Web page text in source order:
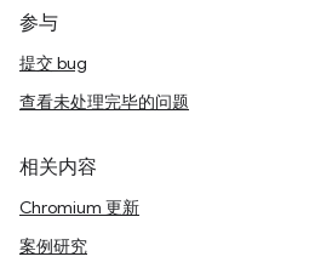
参与
提交 bug
查看未处理完毕的问题
相关内容
Chromium 更新
案例研究